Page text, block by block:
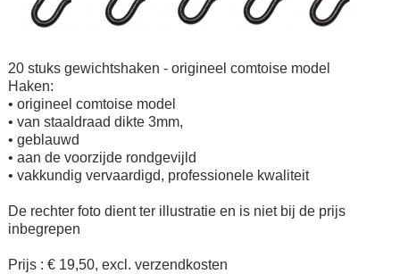
20 stuks gewichtshaken - origineel comtoise model
Haken:
• origineel comtoise model
• van staaldraad dikte 3mm,
• geblauwd
• aan de voorzijde rondgevijld
• vakkundig vervaardigd, professionele kwaliteit
De rechter foto dient ter illustratie en is niet bij de prijs
inbegrepen
Prijs : € 19,50, excl. verzendkosten